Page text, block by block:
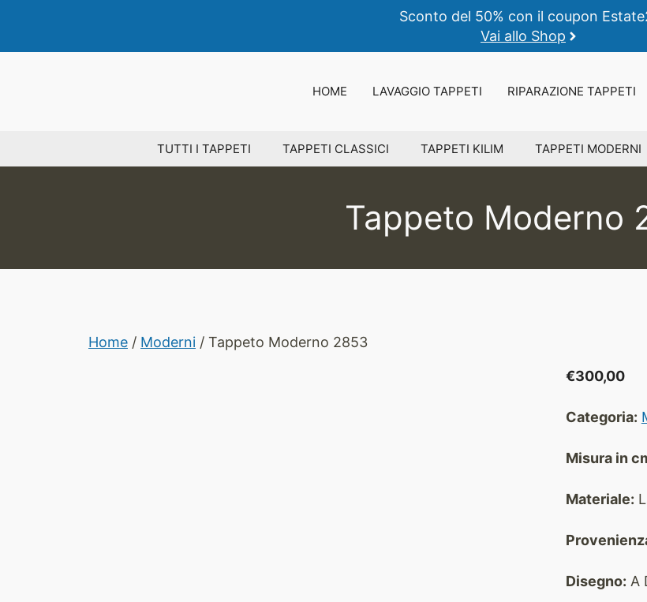
contenuto
Sconto del 50% con il coupon
Vai allo Shop
HOME LAVAGGIO TAPPETI RIPARAZIONE TAPPETI
TUTTI I TAPPETI TAPPETI CLASSICI TAPPETI KILIM TAPPETI MODERNI
Tappeto Moderno
Home / Moderni / Tappeto Moderno 2853
€300,00
Categoria:
Misura in
Materiale:
Disegno: A